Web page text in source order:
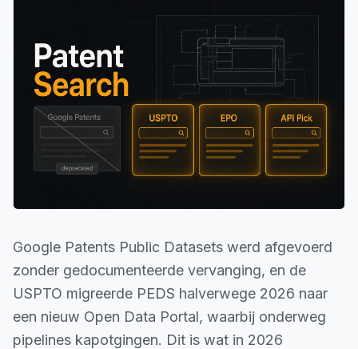
Google Patents Public Datasets werd afgevoerd
zonder gedocumenteerde vervanging, en de
USPTO migreerde PEDS halverwege 2026 naar
een nieuw Open Data Portal, waarbij onderweg
pipelines kapotgingen. Dit is wat in 2026